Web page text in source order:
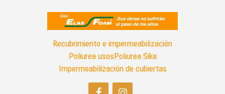
Recubrimiento e impermeabilización
Poliurea usosPoliurea Sika
Impermeabilización de cubiertas